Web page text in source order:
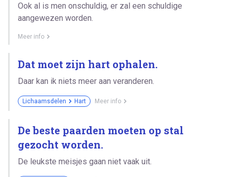
Ook al is men onschuldig, er zal een schuldige
aangewezen worden.
Meer info
Dat moet zijn hart ophalen.
Daar kan ik niets meer aan veranderen.
Lichaamsdelen Hart Meer info
De beste paarden moeten op stal
gezocht worden.
De leukste meisjes gaan niet vaak uit.